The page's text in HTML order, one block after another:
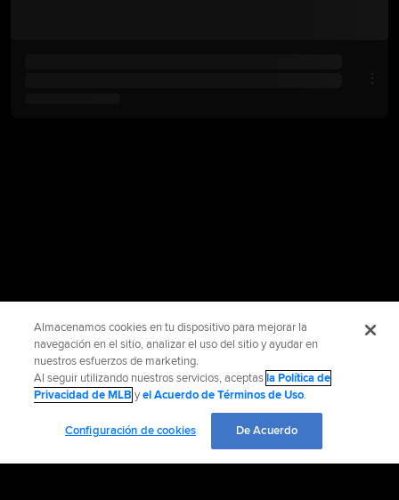
Almacenamos cookies en tu dispositivo para mejorar la
navegación en el sitio, analizar el uso del sitio y ayudar en
nuestros esfuerzos de marketing.
Al seguir utilizando nuestros servicios, aceptasla Política de
Privacidad de MLB yel Acuerdo de Términos de Uso.
Configuración de cookies De Acuerdo